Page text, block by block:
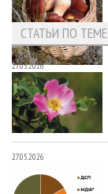
СТАТЬИ ПО ТЕМЕ
27.05.2026
27.05.2026